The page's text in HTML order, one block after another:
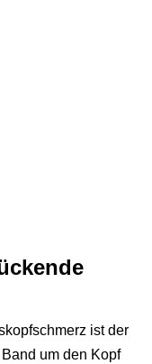
ist der
um den Kopf